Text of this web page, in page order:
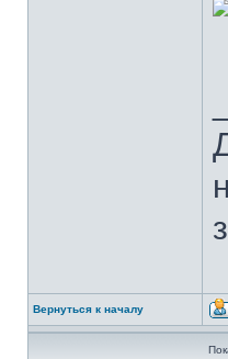
Вернуться к началу